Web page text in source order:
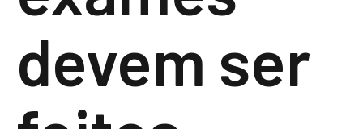
devem ser